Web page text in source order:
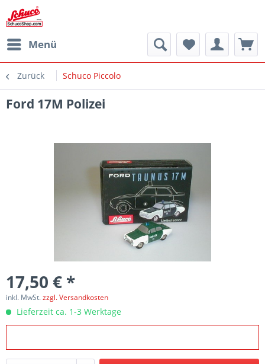
Menü
Zurück Schuco Piccolo
Ford 17M Polizei
17,50 € *
inkl. MwSt.zzgl. Versandkosten
Lieferzeit ca. 1-3 Werktage